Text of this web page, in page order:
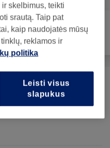
nuo 30€
skelbimus, teikti
srautą. Taip pat
kaip naudojatės mūsų
reklamos ir
politika
Leisti visus
slapukus